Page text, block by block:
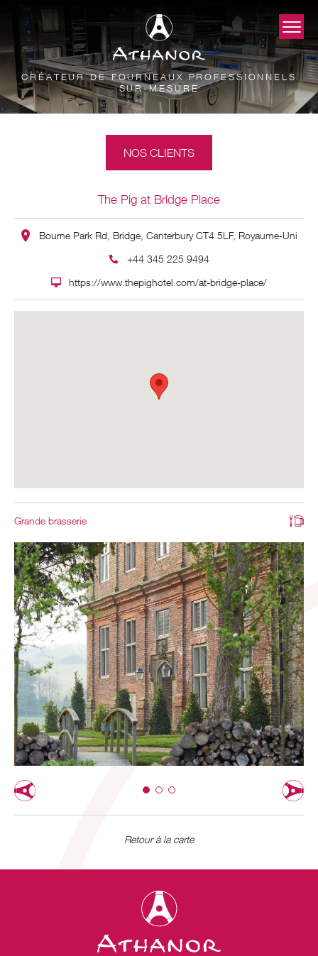
CRÉATEUR DE FOURNEAUX PROFESSIONNELS
SUR-MESURE
NOS CLIENTS
The Pig at Bridge Place
Bourne Park Rd, Bridge, Canterbury CT4 5LF, Royaume-Uni
+44 345 225 9494
https://www.thepighotel.com/at-bridge-place/
Grande brasserie
Retour à la carte